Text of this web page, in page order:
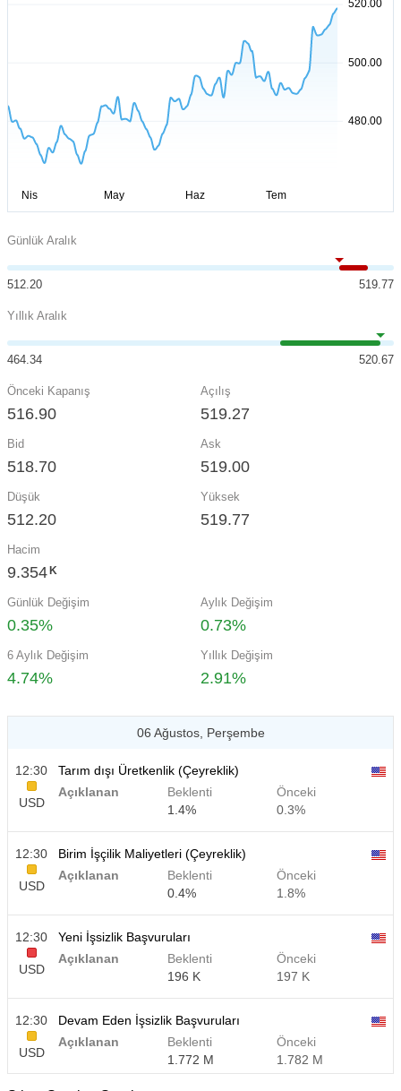
Günlük Aralık
512.20 519.77
Yıllık Aralık
464.34 520.67
Önceki Kapanış
516.90
Açılış
519.27
Bid
518.70
Ask
519.00
Düşük
512.20
Yüksek
519.77
Hacim
9.354 K
Günlük Değişim
0.35%
Aylık Değişim
0.73%
6 Aylık Değişim
4.74%
Yıllık Değişim
2.91%
06 Ağustos, Perşembe
12:30
USD
Tarım dışı Üretkenlik (Çeyreklik)
Açıklanan
Beklenti
1.4%
Önceki
0.3%
12:30
USD
Birim İşçilik Maliyetleri (Çeyreklik)
Açıklanan
Beklenti
0.4%
Önceki
1.8%
12:30
USD
Yeni İşsizlik Başvuruları
Açıklanan
Beklenti
196 K
Önceki
197 K
12:30
USD
Devam Eden İşsizlik Başvuruları
Açıklanan
Beklenti
1.772 M
Önceki
1.782 M